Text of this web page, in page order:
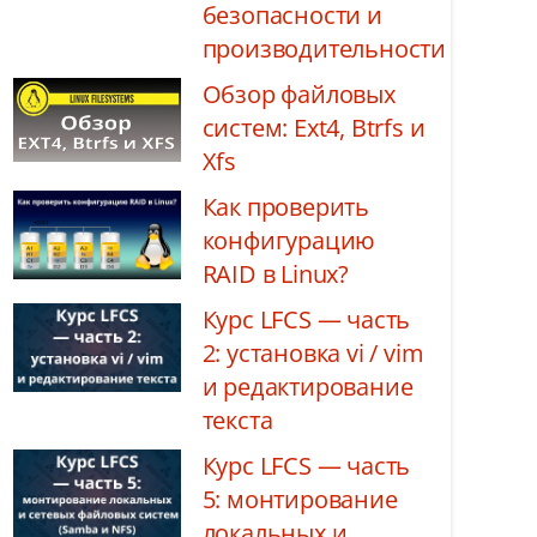
безопасности и
производительности
Обзор файловых
систем: Ext4, Btrfs и
Xfs
Как проверить
конфигурацию
RAID в Linux?
Курс LFCS — часть
2: установка vi / vim
и редактирование
текста
Курс LFCS — часть
5: монтирование